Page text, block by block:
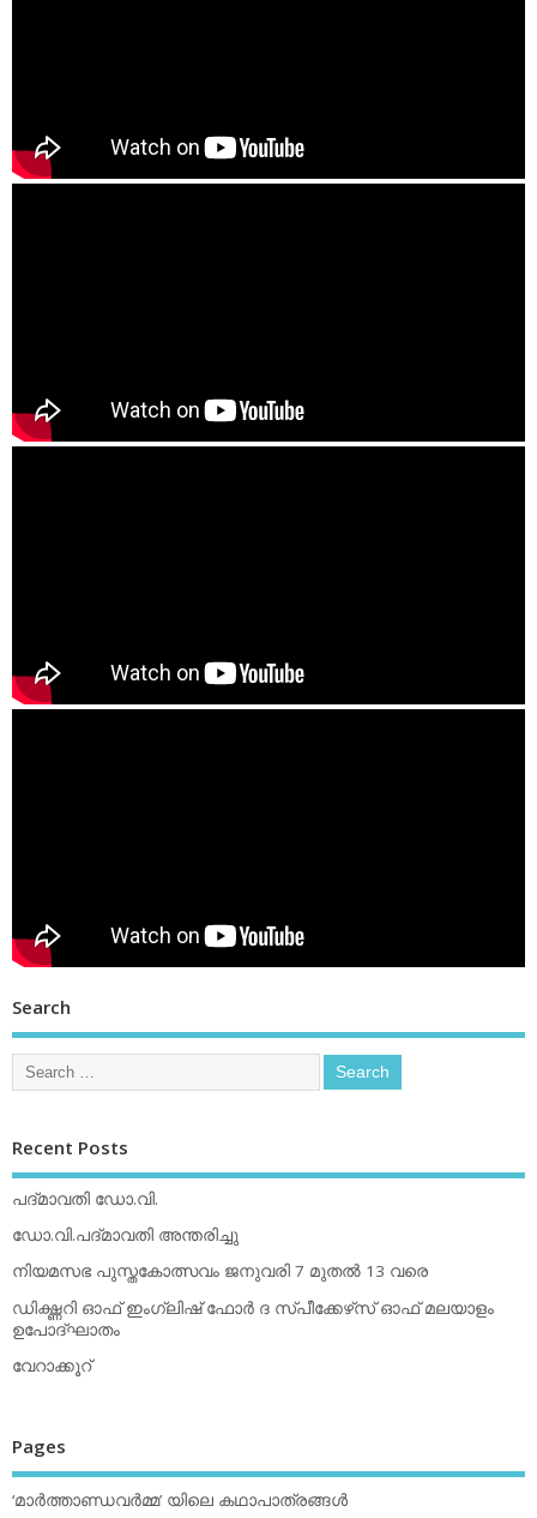
Search
Recent Posts
പദ്മാവതി ഡോ.വി.
ഡോ.വി.പദ്മാവതി അന്തരിച്ചു
നിയമസഭ പുസ്തകോത്സവം ജനുവരി 7 മുതല്‍ 13 വരെ
ഡിക്ഷ്ണറി ഓഫ് ഇംഗ്ലിഷ് ഫോര്‍ ദ സ്പീക്കേഴ്‌സ് ഓഫ് മലയാളം
ഉപോദ്ഘാതം
വേറാക്കൂറ്
Pages
‘മാര്‍ത്താണ്ഡവര്‍മ്മ’ യിലെ കഥാപാത്രങ്ങള്‍